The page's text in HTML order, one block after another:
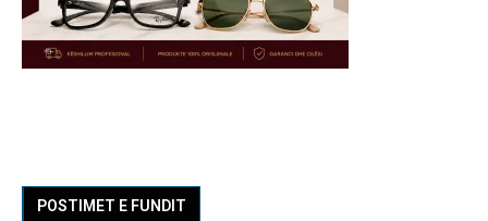
POSTIMET E FUNDIT